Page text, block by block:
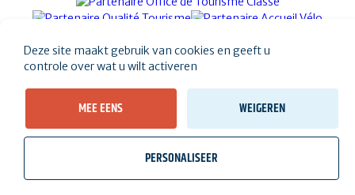
Deze site maakt gebruik van cookies en geeft u
controle over wat u wilt activeren
MEE EENS WEIGEREN
PERSONALISEER